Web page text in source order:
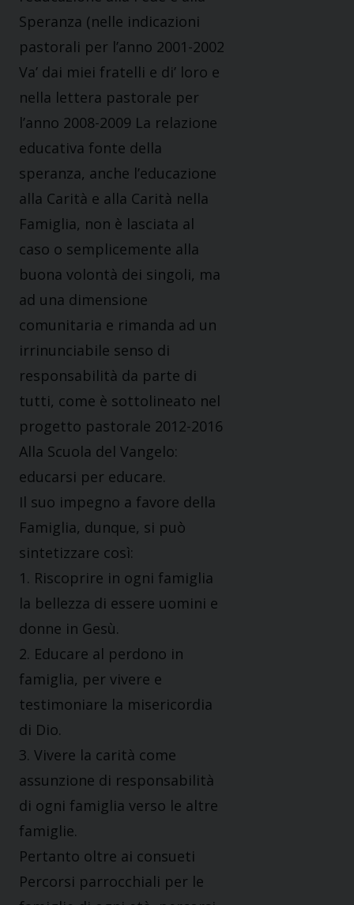
Speranza (nelle indicazioni
pastorali per l’anno 2001-2002
Va’ dai miei fratelli e di’ loro e
nella lettera pastorale per
l’anno 2008-2009 La relazione
educativa fonte della
speranza, anche l’educazione
alla Carità e alla Carità nella
Famiglia, non è lasciata al
caso o semplicemente alla
buona volontà dei singoli, ma
ad una dimensione
comunitaria e rimanda ad un
irrinunciabile senso di
responsabilità da parte di
tutti, come è sottolineato nel
progetto pastorale 2012-2016
Alla Scuola del Vangelo:
educarsi per educare.
Il suo impegno a favore della
Famiglia, dunque, si può
sintetizzare così:
1. Riscoprire in ogni famiglia
la bellezza di essere uomini e
donne in Gesù.
2. Educare al perdono in
famiglia, per vivere e
testimoniare la misericordia
di Dio.
3. Vivere la carità come
assunzione di responsabilità
di ogni famiglia verso le altre
famiglie.
Pertanto oltre ai consueti
Percorsi parrocchiali per le